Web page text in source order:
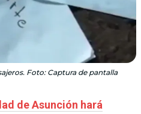
Foto: Captura de pantalla
de Asunción hará